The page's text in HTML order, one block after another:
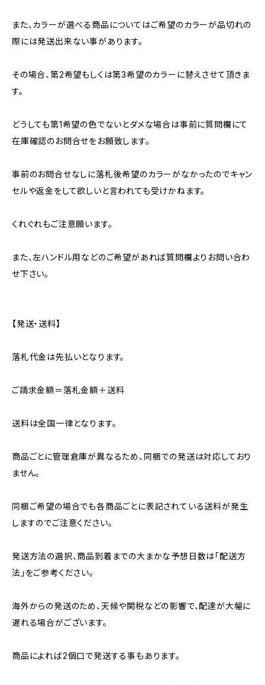
また、カラーが選べる商品についてはご希望のカラーが品切れの
際には発送出来ない事があります。
その場合、第2希望もしくは第3希望のカラーに替えさせて頂きま
す。
どうしても第1希望の色でないとダメな場合は事前に質問欄にて
在庫確認のお問合せをお願致します。
事前のお問合せなしに落札後希望のカラーがなかったのでキャン
セルや返金をして欲しいと言われても受けかねます。
くれぐれもご注意願います。
また、左ハンドル用などのご希望があれば質問欄よりお問い合わ
せ下さい。
【発送・送料】
落札代金は先払いとなります。
ご請求金額＝落札金額＋送料
送料は全国一律となります。
商品ごとに管理倉庫が異なるため、同梱での発送は対応しており
ません。
同梱ご希望の場合でも各商品ごとに表記されている送料が発生
しますのでご注意ください。
発送方法の選択、商品到着までの大まかな予想日数は「配送方
法」をご参考ください。
海外からの発送のため、天候や関税などの影響で、配達が大幅に
遅れる場合がございます。
商品によれば2個口で発送する事もあります。